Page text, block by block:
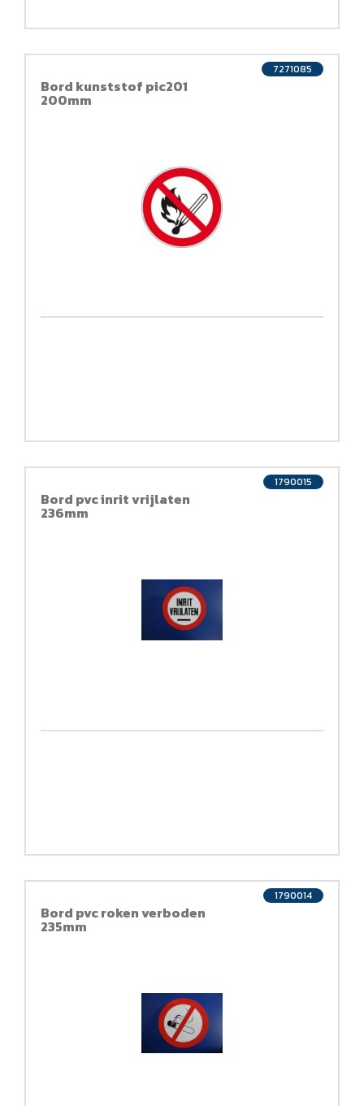
Bord kunststof pic201
200mm
7271085
Bord pvc inrit vrijlaten
236mm
1790015
Bord pvc roken verboden
235mm
1790014